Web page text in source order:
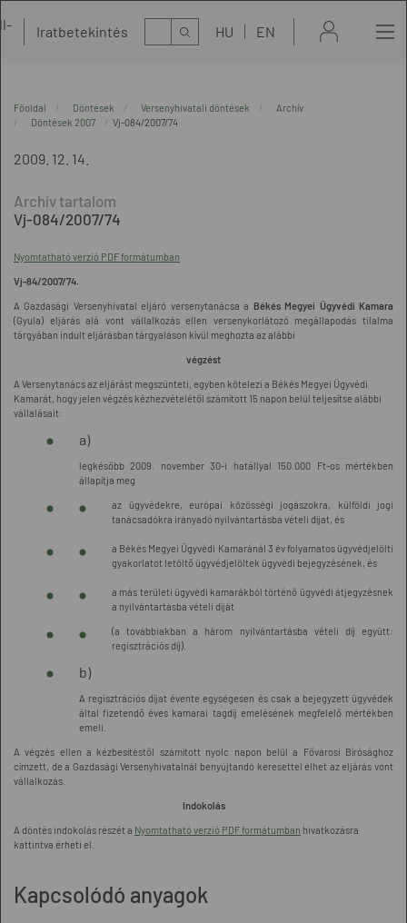
Iratbetekintés Kereső HU EN
Főoldal Döntések Versenyhivatali döntések
Archív
Döntések 2007
Vj-084/2007/74
2009. 12. 14.
Vj-084/2007/74
Nyomtatható verzió PDF formátumban
Vj-84/2007/74.
A Gazdasági Versenyhivatal eljáró versenytanácsa a Békés Megyei Ügyvédi Kamara
(Gyula) eljárás alá vont vállalkozás ellen versenykorlátozó megállapodás tilalma
tárgyában indult eljárásban tárgyaláson kívül meghozta az alábbi
végzést
A Versenytanács az eljárást megszünteti, egyben kötelezi a Békés Megyei Ügyvédi
Kamarát, hogy jelen végzés kézhezvételétől számított 15 napon belül teljesítse alábbi
vállalásait:
a)
legkésőbb 2009. november 30-i hatállyal 150.000 Ft-os mértékben
állapítja meg
az ügyvédekre, európai közösségi jogászokra, külföldi jogi
tanácsadókra irányadó nyilvántartásba vételi díjat, és
a Békés Megyei Ügyvédi Kamaránál 3 év folyamatos ügyvédjelölti
gyakorlatot letöltő ügyvédjelöltek ügyvédi bejegyzésének, és
a más területi ügyvédi kamarákból történő ügyvédi átjegyzésnek
a nyilvántartásba vételi díját
(a továbbiakban a három nyilvántartásba vételi díj együtt:
regisztrációs díj).
b)
A regisztrációs díjat évente egységesen és csak a bejegyzett ügyvédek
által fizetendő éves kamarai tagdíj emelésének megfelelő mértékben
emeli.
A végzés ellen a kézbesítéstől számított nyolc napon belül a Fővárosi Bírósághoz
címzett, de a Gazdasági Versenyhivatalnál benyújtandó keresettel élhet az eljárás vont
vállalkozás.
Indokolás
A döntés indokolás részét a Nyomtatható verzió PDF formátumban hivatkozásra
kattintva érheti el.
Kapcsolódó anyagok